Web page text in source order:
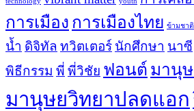
การเมือง การเมืองไทย ข้ามชาติ
น้ำ ดิจิทัล ทวิตเตอร์ นักศึกษา นาซี
พิธีกรรม พี่ พี่วิชัย ฟอนต์ มานุ
มานุษยวิทยาปลดแอก